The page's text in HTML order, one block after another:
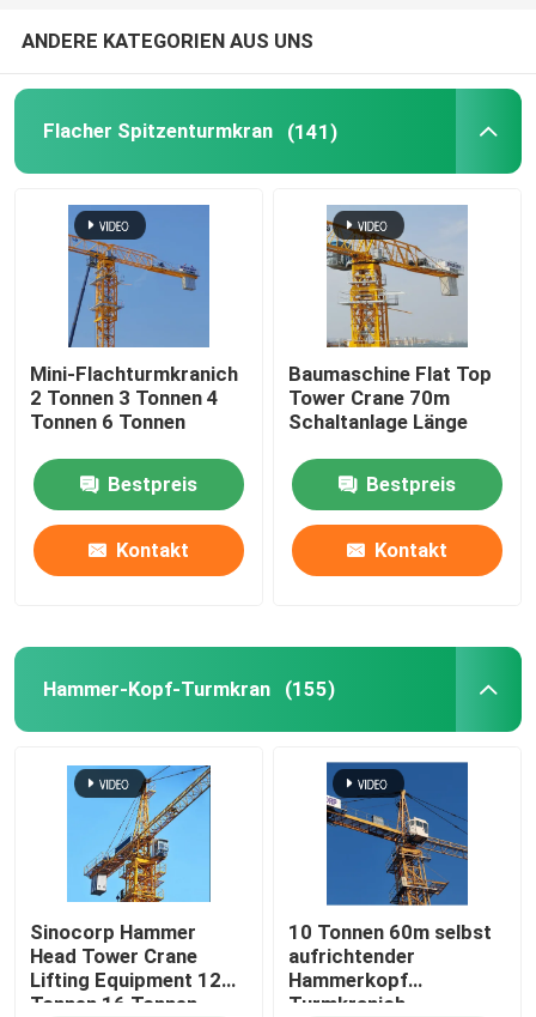
ANDERE KATEGORIEN AUS UNS
Flacher Spitzenturmkran (141)
Mini-Flachturmkranich
2 Tonnen 3 Tonnen 4
Tonnen 6 Tonnen
Bestpreis
Kontakt
Baumaschine Flat Top
Tower Crane 70m
Schaltanlage Länge
Bestpreis
Kontakt
Hammer-Kopf-Turmkran (155)
Sinocorp Hammer
Head Tower Crane
Lifting Equipment 12
Tonnen 16 Tonnen
10 Tonnen 60m selbst
aufrichtender
Hammerkopf
Turmkranich